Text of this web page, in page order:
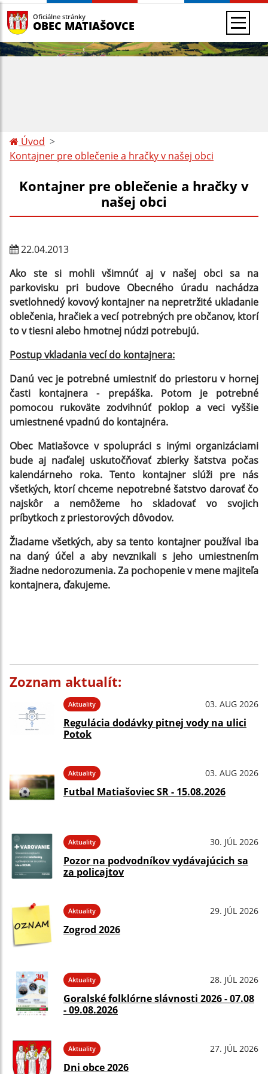
Oficiálne stránky
OBEC MATIAŠOVCE
Úvod
Kontajner pre oblečenie a hračky v našej obci
Kontajner pre oblečenie a hračky v
našej obci
22.04.2013
Ako ste si mohli všimnúť aj v našej obci sa na
parkovisku pri budove Obecného úradu nachádza
svetlohnedý kovový kontajner na nepretržité ukladanie
oblečenia, hračiek a vecí potrebných pre občanov, ktorí
to v tiesni alebo hmotnej núdzi potrebujú.
Postup vkladania vecí do kontajnera:
Danú vec je potrebné umiestniť do priestoru v hornej
časti kontajnera - prepáška. Potom je potrebné
pomocou rukoväte zodvihnúť poklop a veci vyššie
umiestnené vpadnú do kontajnéra.
Obec Matiašovce v spolupráci s inými organizáciami
bude aj naďalej uskutočňovať zbierky šatstva počas
kalendárneho roka. Tento kontajner slúži pre nás
všetkých, ktorí chceme nepotrebné šatstvo darovať čo
najskôr a nemôžeme ho skladovať vo svojich
príbytkoch z priestorových dôvodov.
Žiadame všetkých, aby sa tento kontajner používal iba
na daný účel a aby nevznikali s jeho umiestnením
žiadne nedorozumenia. Za pochopenie v mene majiteľa
kontajnera, ďakujeme.
Zoznam aktualít:
Aktuality 03. AUG 2026
Regulácia dodávky pitnej vody na ulici
Potok
Aktuality 03. AUG 2026
Futbal Matiašoviec SR - 15.08.2026
Aktuality 30. JÚL 2026
Pozor na podvodníkov vydávajúcich sa
za policajtov
Aktuality 29. JÚL 2026
Zogrod 2026
Aktuality 28. JÚL 2026
Goralské folklórne slávnosti 2026 - 07.08
- 09.08.2026
Aktuality 27. JÚL 2026
Dni obce 2026